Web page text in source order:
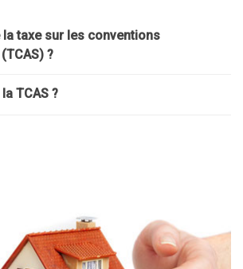
la taxe sur les conventions
?
TCAS ?